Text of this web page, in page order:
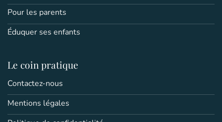
Pour les parents
Éduquer ses enfants
Le coin pratique
Contactez-nous
Mentions légales